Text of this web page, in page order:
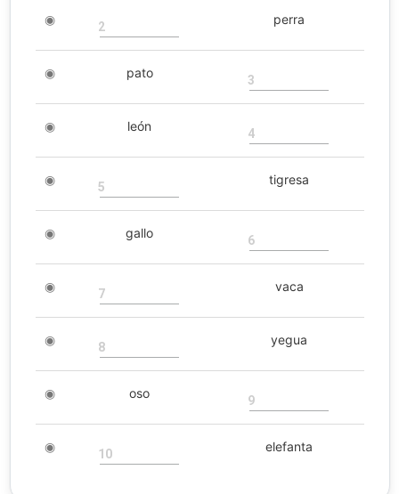
◉ 2 perra
◉ pato 3
◉ león 4
◉ 5 tigresa
◉ gallo 6
◉ 7 vaca
◉ 8 yegua
◉ oso 9
◉ 10 elefanta